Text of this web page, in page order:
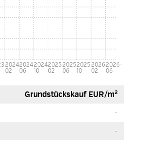
2024-
02
2024-
06
2024-
10
2025-
02
2025-
06
2025-
10
2026-
02
2026-
06
Grund­stücks­kauf EUR/m²
-
-